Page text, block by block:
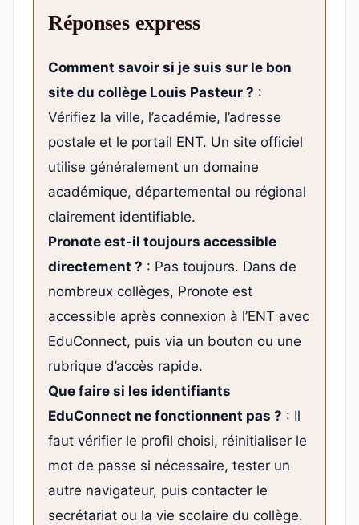
Réponses express
Comment savoir si je suis sur le bon
site du collège Louis Pasteur ? :
Vérifiez la ville, l’académie, l’adresse
postale et le portail ENT. Un site officiel
utilise généralement un domaine
académique, départemental ou régional
clairement identifiable.
Pronote est-il toujours accessible
directement ? : Pas toujours. Dans de
nombreux collèges, Pronote est
accessible après connexion à l’ENT avec
EduConnect, puis via un bouton ou une
rubrique d’accès rapide.
Que faire si les identifiants
EduConnect ne fonctionnent pas ? : Il
faut vérifier le profil choisi, réinitialiser le
mot de passe si nécessaire, tester un
autre navigateur, puis contacter le
secrétariat ou la vie scolaire du collège.